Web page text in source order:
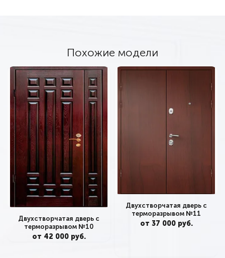
Похожие модели
Двухстворчатая дверь с
терморазрывом №10
от 42 000 руб.
Двухстворчатая дверь с
терморазрывом №11
от 37 000 руб.